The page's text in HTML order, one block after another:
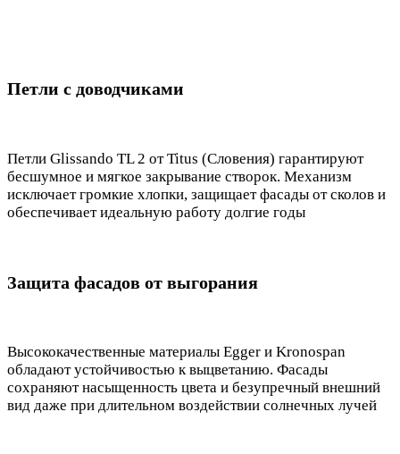
Петли с доводчиками
Петли Glissando TL 2 от Titus (Словения) гарантируют
бесшумное и мягкое закрывание створок. Механизм
исключает громкие хлопки, защищает фасады от сколов и
обеспечивает идеальную работу долгие годы
Защита фасадов от выгорания
Высококачественные материалы Egger и Kronospan
обладают устойчивостью к выцветанию. Фасады
сохраняют насыщенность цвета и безупречный внешний
вид даже при длительном воздействии солнечных лучей